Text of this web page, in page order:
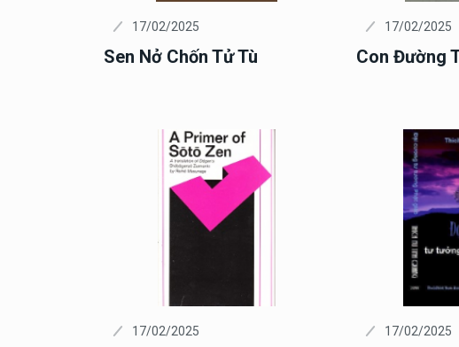
17/02/2025
Sen Nở Chốn Tử Tù
17/02/2025
Con Đường
17/02/2025 17/02/2025